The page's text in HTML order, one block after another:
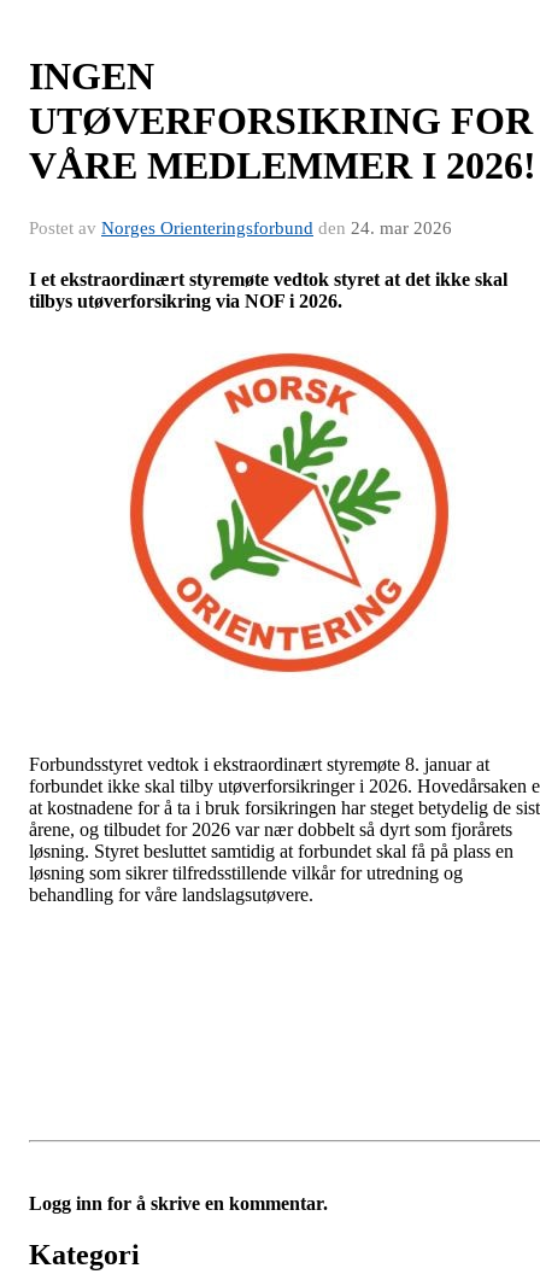
INGEN
UTØVERFORSIKRING FOR
VÅRE MEDLEMMER I 2026!
Postet av Norges Orienteringsforbund den 24. mar 2026
I et ekstraordinært styremøte vedtok styret at det ikke skal
tilbys utøverforsikring via NOF i 2026.
Forbundsstyret vedtok i ekstraordinært styremøte 8. januar at
forbundet ikke skal tilby utøverforsikringer i 2026. Hovedårsaken
at kostnadene for å ta i bruk forsikringen har steget betydelig de
årene, og tilbudet for 2026 var nær dobbelt så dyrt som fjorårets
løsning. Styret besluttet samtidig at forbundet skal få på plass en
løsning som sikrer tilfredsstillende vilkår for utredning og
behandling for våre landslagsutøvere.
Logg inn for å skrive en kommentar.
Kategori